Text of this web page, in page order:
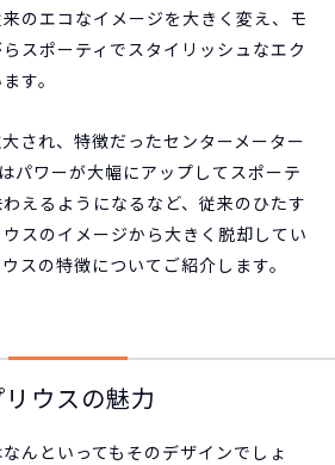
のエコなイメージを大きく変え、モ
スポーティでスタイリッシュなエク
す。
され、特徴だったセンターメーター
パワーが大幅にアップしてスポーテ
えるようになるなど、従来のひたす
スのイメージから大きく脱却してい
スの特徴についてご紹介します。
リウスの魅力
んといってもそのデザインでしょ